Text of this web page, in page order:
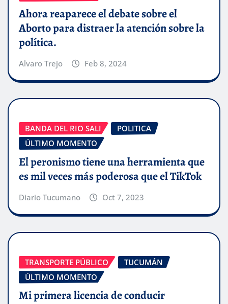
Ahora reaparece el debate sobre el
Aborto para distraer la atención sobre la
política.
Alvaro Trejo Feb 8, 2024
BANDA DEL RIO SALI
POLITICA
ÚLTIMO MOMENTO
El peronismo tiene una herramienta que
es mil veces más poderosa que el TikTok
Diario Tucumano Oct 7, 2023
TRANSPORTE PÚBLICO
TUCUMÁN
ÚLTIMO MOMENTO
Mi primera licencia de conducir